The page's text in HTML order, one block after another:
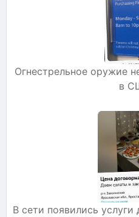
Огнестрельное оружие
в
В сети появились